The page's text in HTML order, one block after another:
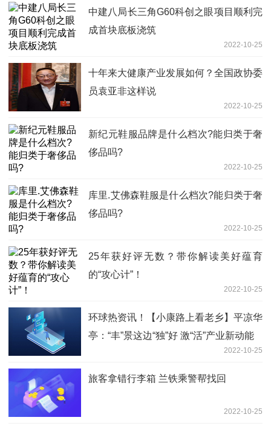
中建八局长三角G60科创之眼项目顺利完
成首块底板浇筑
2022-10-25
十年来大健康产业发展如何？全国政协委
员袁亚非这样说
2022-10-25
新纪元鞋服品牌是什么档次?能归类于奢
侈品吗?
2022-10-25
库里.艾佛森鞋服是什么档次?能归类于奢
侈品吗?
2022-10-25
25年获好评无数？带你解读美好蕴育
的“攻心计”！
2022-10-25
环球热资讯！【小康路上看老乡】平凉华
亭：“丰”景这边“独”好 激“活”产业新动能
2022-10-25
旅客拿错行李箱 兰铁乘警帮找回
2022-10-25